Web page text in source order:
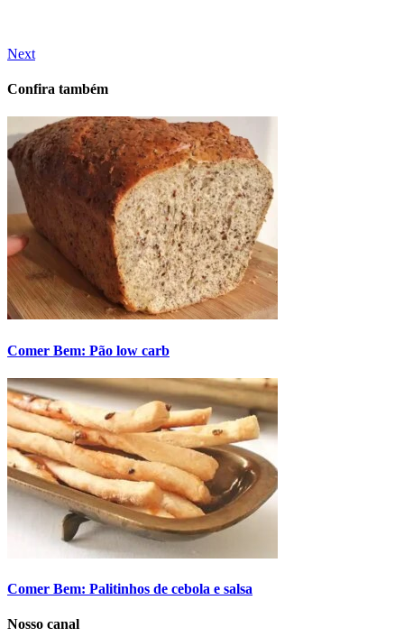
Next
Confira também
Comer Bem: Pão low carb
Comer Bem: Palitinhos de cebola e salsa
Nosso canal